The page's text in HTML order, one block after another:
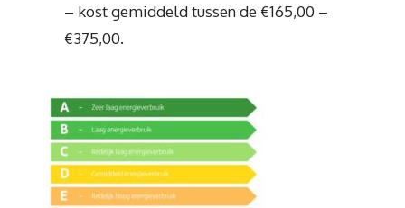
– kost gemiddeld tussen de €165,00 –
€375,00.